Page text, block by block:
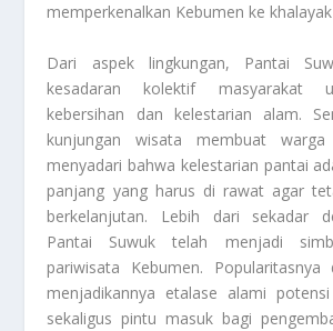
memperkenalkan Kebumen ke
Dari aspek lingkungan, Pantai
kesadaran kolektif masyarakat
kebersihan dan kelestarian alam.
kunjungan wisata membuat
menyadari bahwa kelestarian pantai
panjang yang harus di rawat agar
berkelanjutan. Lebih dari sekadar
Pantai Suwuk telah menjadi
pariwisata Kebumen.
menjadikannya etalase alami
sekaligus pintu masuk bagi